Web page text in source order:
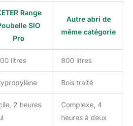
Range
SIO
Pro
Autre abri de
même catégorie
litres 800 litres
Bois traité
2 heures
Complexe, 4
heures à deux